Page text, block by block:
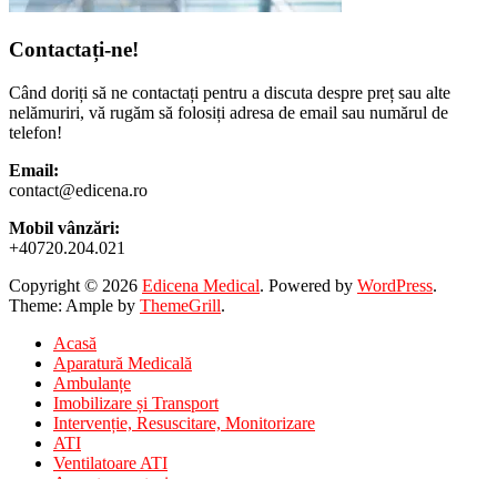
Contactați-ne!
Când doriți să ne contactați pentru a discuta despre preț sau alte
nelămuriri, vă rugăm să folosiți adresa de email sau numărul de
telefon!
Email:
contact@edicena.ro
Mobil vânzări:
+40720.204.021
Copyright © 2026 Edicena Medical. Powered by WordPress.
Theme: Ample by ThemeGrill.
Acasă
Aparatură Medicală
Ambulanțe
Imobilizare și Transport
Intervenție, Resuscitare, Monitorizare
ATI
Ventilatoare ATI